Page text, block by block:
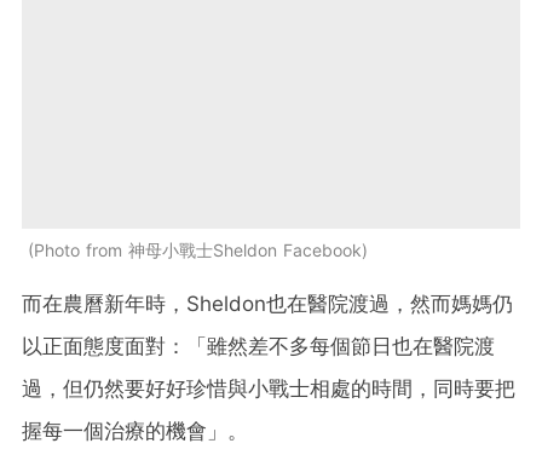
Photo from 神母小戰士Sheldon Facebook
而在農曆新年時，Sheldon也在醫院渡過，然而媽媽仍
以正面態度面對：「雖然差不多每個節日也在醫院渡
過，但仍然要好好珍惜與小戰士相處的時間，同時要把
握每一個治療的機會」。